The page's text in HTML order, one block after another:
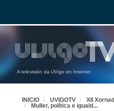
A televisión da UVigo en Internet
INICIO UVIGOTV XII Xornad
Muller, política e iguald...